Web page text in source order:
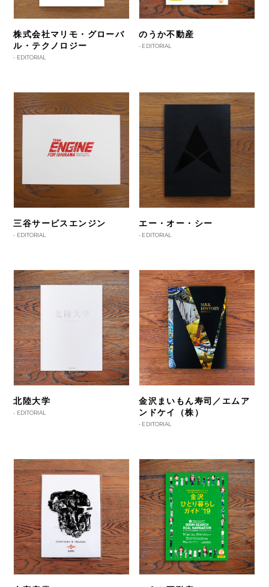
株式会社マリモ・グローバ
ル・テクノロジー
- EDITORIAL
のうか不動産
- EDITORIAL
三谷サービスエンジン
- EDITORIAL
エー・オー・シー
- EDITORIAL
北陸大学
- EDITORIAL
金沢まいもん寿司／エムア
ンドケイ（株）
- EDITORIAL